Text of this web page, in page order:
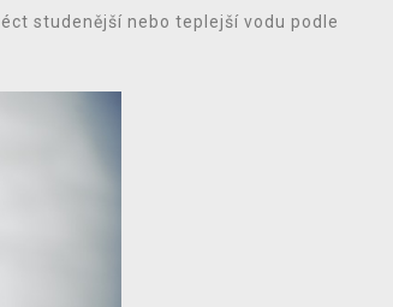
studenější nebo teplejší vodu podle